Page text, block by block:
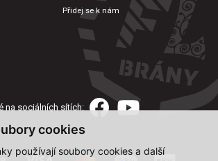
cookies
používají soubory cookies a další
Přidej se k nám
na sociálních sítích: